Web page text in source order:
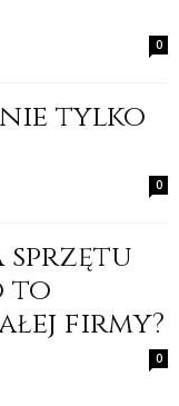
0
nie tylko
0
sprzętu
to
firmy?
0